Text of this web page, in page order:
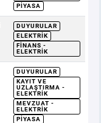
PIYASA
DUYURULAR
ELEKTRIK
FINANS -
ELEKTRIK
DUYURULAR
KAYIT VE
UZLAŞTIRMA -
ELEKTRIK
MEVZUAT -
ELEKTRIK
PIYASA